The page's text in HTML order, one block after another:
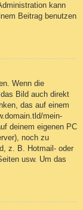
kann
Beitrag benutzen
Wenn die
Bild auch direkt
das auf einem
mein-
deinem eigenen PC
noch zu
z. B. Hotmail- oder
usw. Um das